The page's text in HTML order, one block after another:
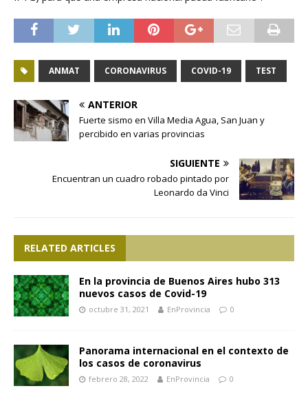
ANMAT CORONAVIRUS COVID-19 TEST
ANTERIOR
Fuerte sismo en Villa Media Agua, San Juan y
percibido en varias provincias
SIGUIENTE
Encuentran un cuadro robado pintado por
Leonardo da Vinci
RELATED ARTICLES
En la provincia de Buenos Aires hubo 313
nuevos casos de Covid-19
octubre 31, 2021 EnProvincia 0
Panorama internacional en el contexto de
los casos de coronavirus
febrero 28, 2022 EnProvincia 0